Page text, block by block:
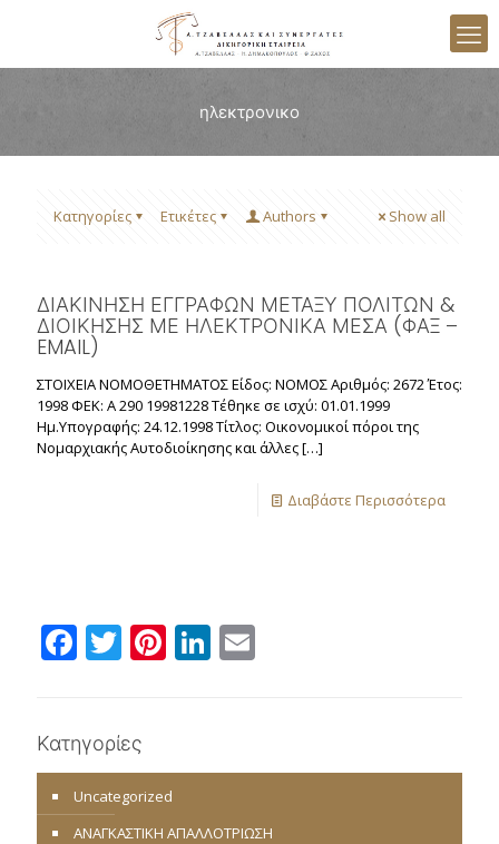
ηλεκτρονικο
Κατηγορίες Ετικέτες Authors Show all
ΔΙΑΚΙΝΗΣΗ ΕΓΓΡΑΦΩΝ ΜΕΤΑΞΥ ΠΟΛΙΤΩΝ &
ΔΙΟΙΚΗΣΗΣ ΜΕ ΗΛΕΚΤΡΟΝΙΚΑ ΜΕΣΑ (ΦΑΞ –
EMAIL)
ΣΤΟΙΧΕΙΑ ΝΟΜΟΘΕΤΗΜΑΤΟΣ Είδος: ΝΟΜΟΣ Αριθμός: 2672 Έτος:
1998 ΦΕΚ: Α 290 19981228 Τέθηκε σε ισχύ: 01.01.1999
Ημ.Υπογραφής: 24.12.1998 Τίτλος: Οικονομικοί πόροι της
Νομαρχιακής Αυτοδιοίκησης και άλλες[…]
Διαβάστε Περισσότερα
Facebook
Twitter
Pinterest
LinkedIn
Κατηγορίες
Uncategorized
ΑΝΑΓΚΑΣΤΙΚΗ ΑΠΑΛΛΟΤΡΙΩΣΗ